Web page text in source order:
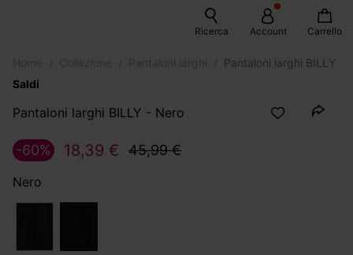
Ricerca Account Carrello
Pantaloni larghi BILLY
Saldi
Pantaloni larghi BILLY - Nero
18,39 € 45,99 €
-60%
Nero